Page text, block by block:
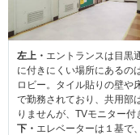
左上・ エントランスは目黒
に付きにくい場所にあるの
ロビー。タイル貼りの壁や
で勤務されており、共用部
りませんが、TVモニター
下・ エレベーターは１基で